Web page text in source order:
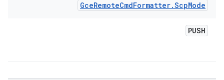
GceRemoteCmdFormatter.ScpMode
PUSH